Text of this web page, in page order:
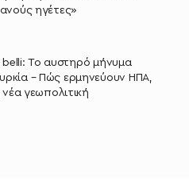
ηγέτες»
belli: Το αυστηρό μήνυμα
– Πώς ερμηνεύουν ΗΠΑ,
νέα γεωπολιτική